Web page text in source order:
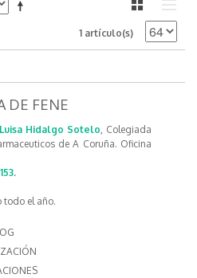
1 artículo(s)
DE FENE
Hidalgo Sotelo, Colegiada
de A Coruña. Oficina
.
todo el año.